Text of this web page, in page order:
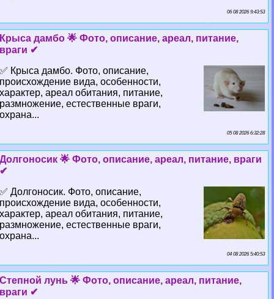
06 08 2026 9:43:53
Крыса дамбо 🌟 Фото, описание, ареал, питание,
враги ✔
✅ Крыса дамбо. Фото, описание,
происхождение вида, особенности,
хаpaктер, ареал обитания, питание,
размножение, естественные враги,
охрана...
05 08 2026 6:32:28
Долгоносик 🌟 Фото, описание, ареал, питание, враги
✔
✅ Долгоносик. Фото, описание,
происхождение вида, особенности,
хаpaктер, ареал обитания, питание,
размножение, естественные враги,
охрана...
04 08 2026 5:40:53
Степной лунь 🌟 Фото, описание, ареал, питание,
враги ✔